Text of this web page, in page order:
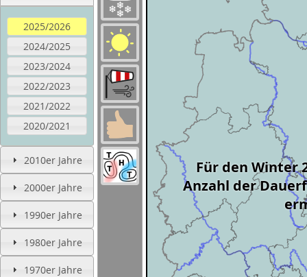
2025/2026
2024/2025
2023/2024
2022/2023
2021/2022
2020/2021
2010er Jahre
2000er Jahre
1990er Jahre
1980er Jahre
1970er Jahre
Für den Winter
Anzahl der